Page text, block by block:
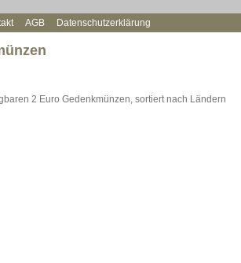
AGB Datenschutzerklärung
2 Euro Gedenkmünzen, sortiert nach Ländern